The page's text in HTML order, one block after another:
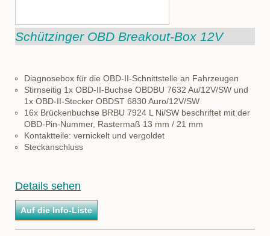
Schützinger OBD Breakout-Box 12V
Diagnosebox für die OBD-II-Schnittstelle an Fahrzeugen
Stirnseitig 1x OBD-II-Buchse OBDBU 7632 Au/12V/SW und
1x OBD-II-Stecker OBDST 6830 Auro/12V/SW
16x Brückenbuchse BRBU 7924 L Ni/SW beschriftet mit der
OBD-Pin-Nummer, Rastermaß 13 mm / 21 mm
Kontaktteile: vernickelt und vergoldet
Steckanschluss
Details sehen